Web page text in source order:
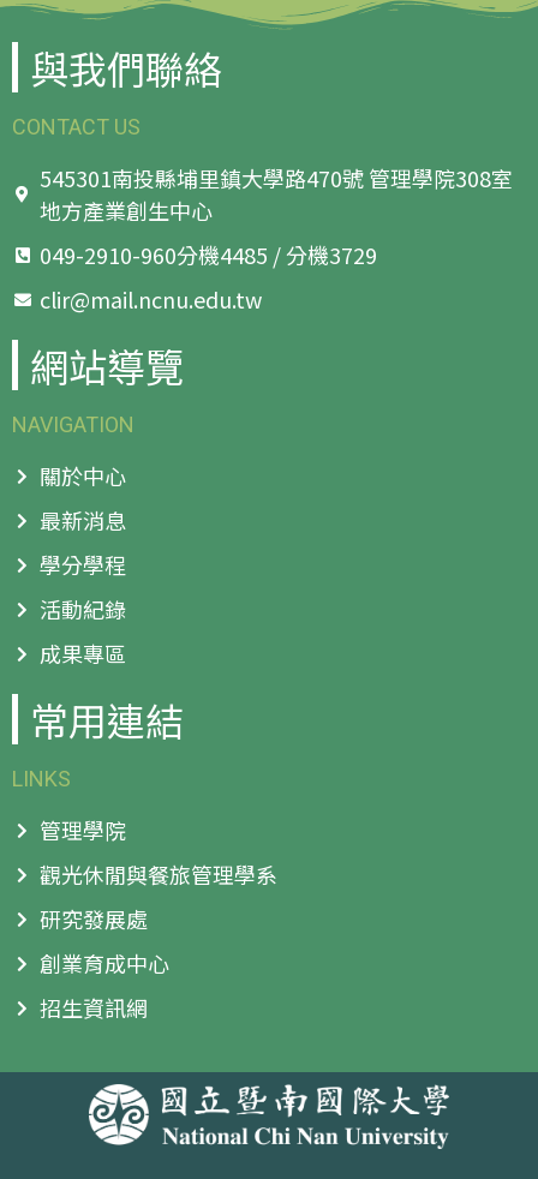
與我們聯絡
CONTACT US
545301南投縣埔里鎮大學路470號 管理學院308室
地方產業創生中心
049-2910-960分機4485 / 分機3729
clir@mail.ncnu.edu.tw
網站導覽
NAVIGATION
關於中心
最新消息
學分學程
活動紀錄
成果專區
常用連結
LINKS
管理學院
觀光休閒與餐旅管理學系
研究發展處
創業育成中心
招生資訊網